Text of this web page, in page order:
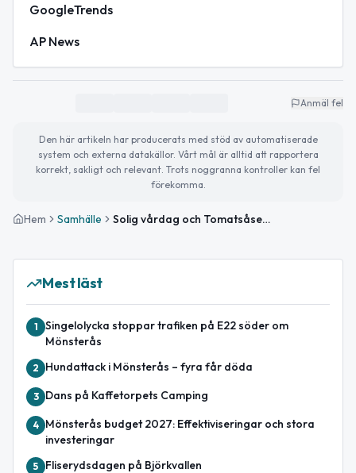
GoogleTrends
AP News
Anmäl fel
Den här artikeln har producerats med stöd av automatiserade
system och externa datakällor. Vårt mål är alltid att rapportera
korrekt, sakligt och relevant. Trots noggranna kontroller kan fel
förekomma.
Hem Samhälle Solig vårdag och Tomatsåsens dag – detta händer idag
Mest läst
1
Singelolycka stoppar trafiken på E22 söder om
Mönsterås
2 Hundattack i Mönsterås – fyra får döda
3 Dans på Kaffetorpets Camping
4
Mönsterås budget 2027: Effektiviseringar och stora
investeringar
5 Fliserydsdagen på Björkvallen